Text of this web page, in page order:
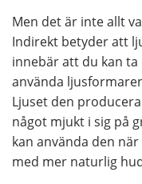
Men det är inte allt
Indirekt betyder att
innebär att du kan
använda
Ljuset den
något mjukt i sig på
kan använda den
med mer naturlig